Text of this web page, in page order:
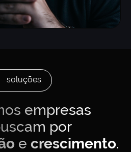
soluções
empresas
por
e crescimento.